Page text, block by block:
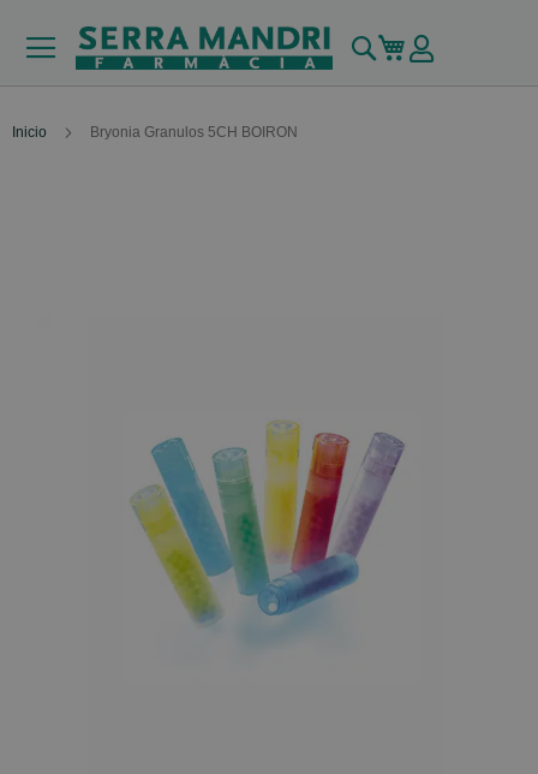
Buscar
Mi carrito
Inicio Bryonia Granulos 5CH BOIRON